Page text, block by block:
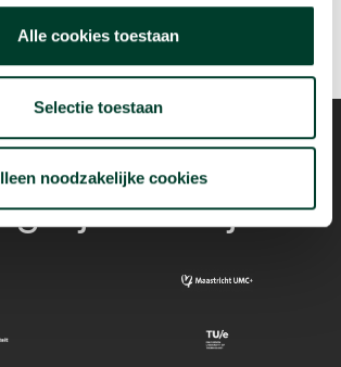
Alle cookies toestaan
Selectie toestaan
noodzakelijke cookies
dankzij